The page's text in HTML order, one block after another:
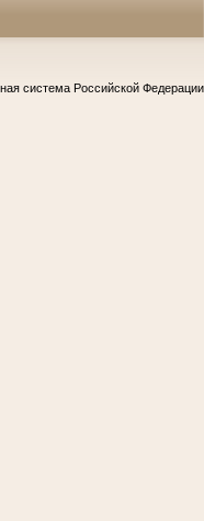
система Российской